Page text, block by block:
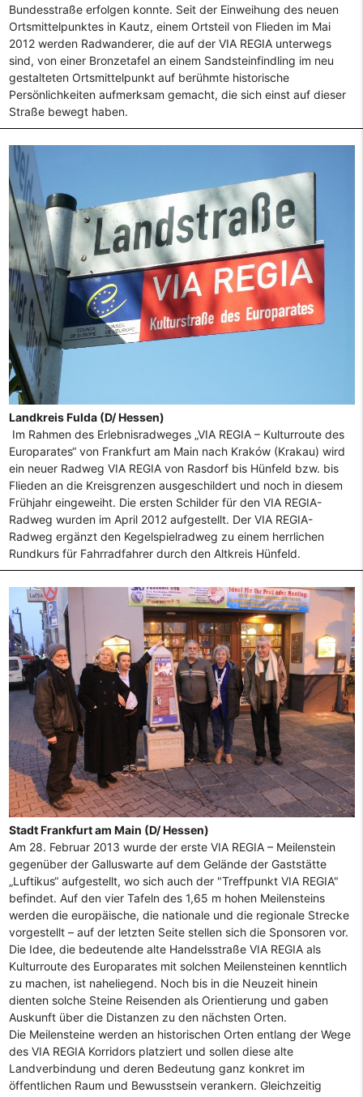
Bundesstraße erfolgen konnte. Seit der Einweihung des neuen
Ortsmittelpunktes in Kautz, einem Ortsteil von Flieden im Mai
2012 werden Radwanderer, die auf der VIA REGIA unterwegs
sind, von einer Bronzetafel an einem Sandsteinfindling im neu
gestalteten Ortsmittelpunkt auf berühmte historische
Persönlichkeiten aufmerksam gemacht, die sich einst auf dieser
Straße bewegt haben.
Landkreis Fulda (D/ Hessen)
Im Rahmen des Erlebnisradweges „VIA REGIA – Kulturroute des
Europarates“ von Frankfurt am Main nach Kraków (Krakau) wird
ein neuer Radweg VIA REGIA von Rasdorf bis Hünfeld bzw. bis
Flieden an die Kreisgrenzen ausgeschildert und noch in diesem
Frühjahr eingeweiht. Die ersten Schilder für den VIA REGIA-
Radweg wurden im April 2012 aufgestellt. Der VIA REGIA-
Radweg ergänzt den Kegelspielradweg zu einem herrlichen
Rundkurs für Fahrradfahrer durch den Altkreis Hünfeld.
Stadt Frankfurt am Main (D/ Hessen)
Am 28. Februar 2013 wurde der erste VIA REGIA – Meilenstein
gegenüber der Galluswarte auf dem Gelände der Gaststätte
„Luftikus“ aufgestellt, wo sich auch der "Treffpunkt VIA REGIA"
befindet. Auf den vier Tafeln des 1,65 m hohen Meilensteins
werden die europäische, die nationale und die regionale Strecke
vorgestellt – auf der letzten Seite stellen sich die Sponsoren vor.
Die Idee, die bedeutende alte Handelsstraße VIA REGIA als
Kulturroute des Europarates mit solchen Meilensteinen kenntlich
zu machen, ist naheliegend. Noch bis in die Neuzeit hinein
dienten solche Steine Reisenden als Orientierung und gaben
Auskunft über die Distanzen zu den nächsten Orten.
Die Meilensteine werden an historischen Orten entlang der Wege
des VIA REGIA Korridors platziert und sollen diese alte
Landverbindung und deren Bedeutung ganz konkret im
öffentlichen Raum und Bewusstsein verankern. Gleichzeitig